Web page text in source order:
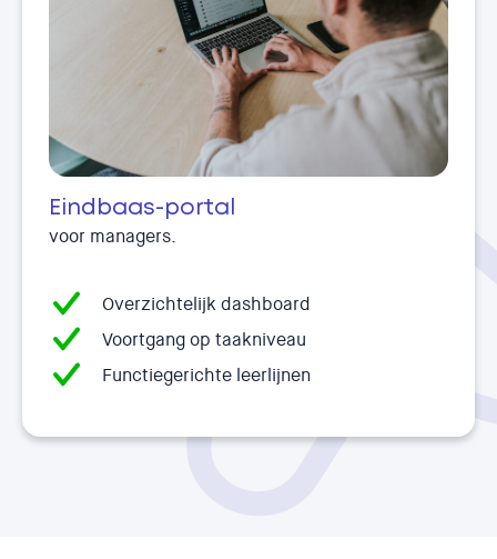
Eindbaas-portal
voor managers.
Overzichtelijk dashboard
Voortgang op taakniveau
Functiegerichte leerlijnen